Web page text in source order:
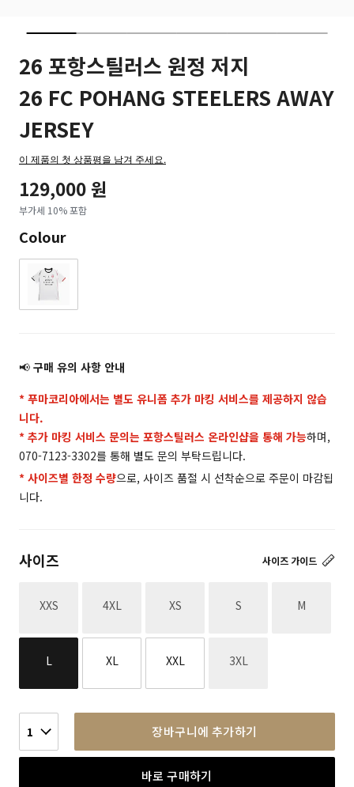
26 포항스틸러스 원정 저지
26 FC POHANG STEELERS AWAY
JERSEY
이 제품의 첫 상품평을 남겨 주세요.
129,000 원
부가세 10% 포함
Colour
📢 구매 유의 사항 안내
* 푸마코리아에서는 별도 유니폼 추가 마킹 서비스를 제공하지 않습
니다.
* 추가 마킹 서비스 문의는 포항스틸러스 온라인샵을 통해 가능하며,
070-7123-3302를 통해 별도 문의 부탁드립니다.
* 사이즈별 한정 수량으로, 사이즈 품절 시 선착순으로 주문이 마감됩
니다.
사이즈 가이드
사이즈
XXS재고없음 4XL XS재고없음 S재고없음 M
L XL XXL 3XL
1 장바구니에 추가하기
바로 구매하기